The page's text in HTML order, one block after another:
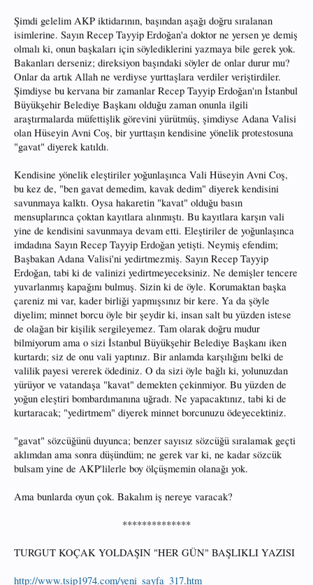
Şimdi gelelim AKP iktidarının, başından aşağı doğru sıralanan
isimlerine. Sayın Recep Tayyip Erdoğan'a doktor ne yersen ye demiş
olmalı ki, onun başkaları için söylediklerini yazmaya bile gerek yok.
Bakanları derseniz; direksiyon başındaki söyler de onlar durur mu?
Onlar da artık Allah ne verdiyse yurttaşlara verdiler veriştirdiler.
Şimdiyse bu kervana bir zamanlar Recep Tayyip Erdoğan'ın İstanbul
Büyükşehir Belediye Başkanı olduğu zaman onunla ilgili
araştırmalarda müfettişlik görevini yürütmüş, şimdiyse Adana Valisi
olan Hüseyin Avni Coş, bir yurttaşın kendisine yönelik protestosuna
"gavat" diyerek katıldı.
Kendisine yönelik eleştiriler yoğunlaşınca Vali Hüseyin Avni Coş,
bu kez de, "ben gavat demedim, kavak dedim" diyerek kendisini
savunmaya kalktı. Oysa hakaretin "kavat" olduğu basın
mensuplarınca çoktan kayıtlara alınmıştı. Bu kayıtlara karşın vali
yine de kendisini savunmaya devam etti. Eleştiriler de yoğunlaşınca
imdadına Sayın Recep Tayyip Erdoğan yetişti. Neymiş efendim;
Başbakan Adana Valisi'ni yedirtmezmiş. Sayın Recep Tayyip
Erdoğan, tabi ki de valinizi yedirtmeyeceksiniz. Ne demişler tencere
yuvarlanmış kapağını bulmuş. Sizin ki de öyle. Korumaktan başka
çareniz mi var, kader birliği yapmışsınız bir kere. Ya da şöyle
diyelim; minnet borcu öyle bir şeydir ki, insan salt bu yüzden istese
de olağan bir kişilik sergileyemez. Tam olarak doğru mudur
bilmiyorum ama o sizi İstanbul Büyükşehir Belediye Başkanı iken
kurtardı; siz de onu vali yaptınız. Bir anlamda karşılığını belki de
valilik payesi vererek ödediniz. O da sizi öyle bağlı ki, yolunuzdan
yürüyor ve vatandaşa "kavat" demekten çekinmiyor. Bu yüzden de
yoğun eleştiri bombardımanına uğradı. Ne yapacaktınız, tabi ki de
kurtaracak; "yedirtmem" diyerek minnet borcunuzu ödeyecektiniz.
"gavat" sözcüğünü duyunca; benzer sayısız sözcüğü sıralamak geçti
aklımdan ama sonra düşündüm; ne gerek var ki, ne kadar sözcük
bulsam yine de AKP'lilerle boy ölçüşmemin olanağı yok.
Ama bunlarda oyun çok. Bakalım iş nereye varacak?
**************​
TURGUT KOÇAK YOLDAŞIN "HER GÜN" BAŞLIKLI YAZISI
http://www.tsip1974.com/yeni_sayfa_317.htm